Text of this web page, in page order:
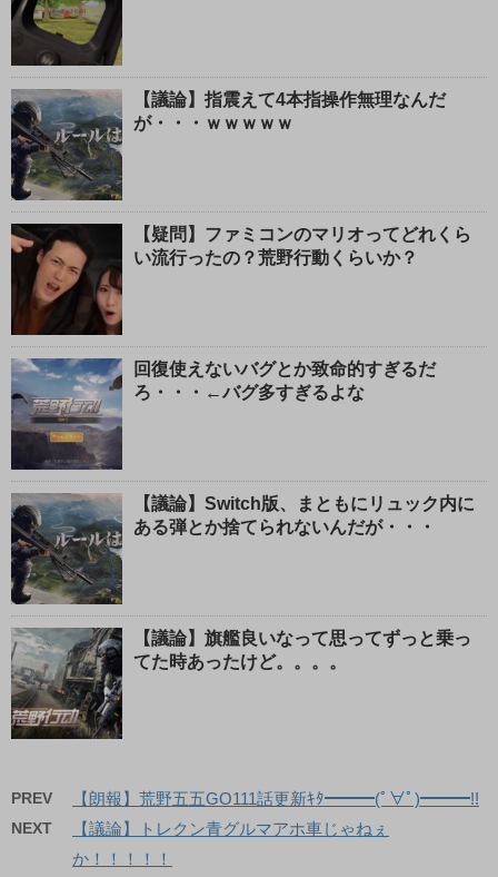
【議論】指震えて4本指操作無理なんだ
が・・・ｗｗｗｗｗ
【疑問】ファミコンのマリオってどれくら
い流行ったの？荒野行動くらいか？
回復使えないバグとか致命的すぎるだ
ろ・・・←バグ多すぎるよな
【議論】Switch版、まともにリュック内に
ある弾とか捨てられないんだが・・・
【議論】旗艦良いなって思ってずっと乗っ
てた時あったけど。。。。
PREV 【朗報】荒野五五GO111話更新ｷﾀ━━━(ﾟ∀ﾟ)━━━!!
NEXT
【議論】トレクン青グルマアホ車じゃねぇ
か！！！！！